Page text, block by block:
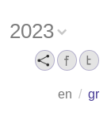
2023
en / gr